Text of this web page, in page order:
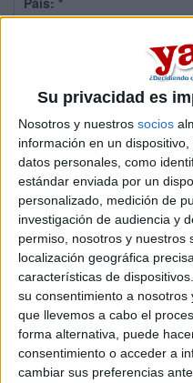
Su privacidad es
Nosotros y nuestros socios
información en un
datos personales, como
estándar enviada por un
personalizado, medición de
investigación de audiencia y
permiso, nosotros y nuestros
localización geográfica
características de
su consentimiento a
que llevemos a cabo el
forma alternativa, puede
consentimiento o acceder a
cambiar sus preferencias
Sobre ti
Soy:*
Chico
Chica
¿En qué año terminas (o
Soy estudiante de:*